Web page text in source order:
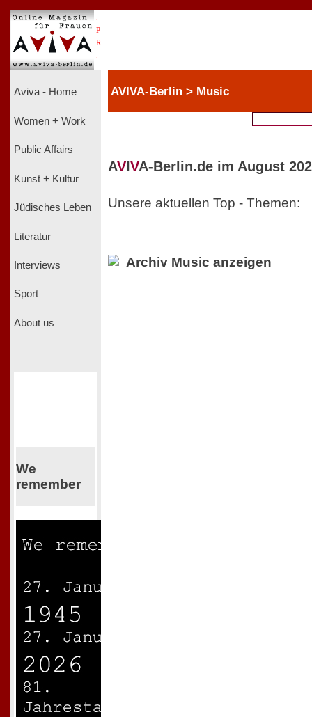
P
R
Aviva - Home
Women + Work
Public Affairs
Kunst + Kultur
Jüdisches Leben
Literatur
Interviews
Sport
About us
We
remember
AVIVA-Berlin > Music
AVIVA-Berlin.de im August
Unsere aktuellen Top - Themen:
Archiv Music anzeigen